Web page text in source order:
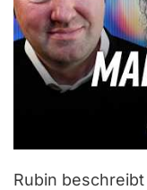
Rubin beschreibt